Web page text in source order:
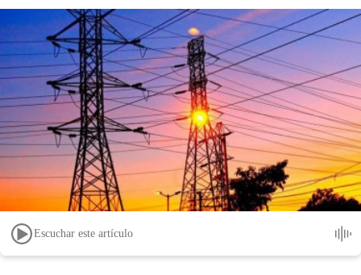
Escuchar este artículo